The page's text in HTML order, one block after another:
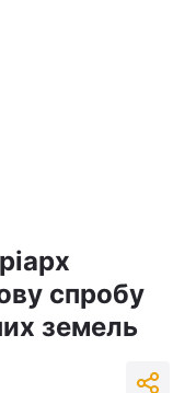
спробу
земель